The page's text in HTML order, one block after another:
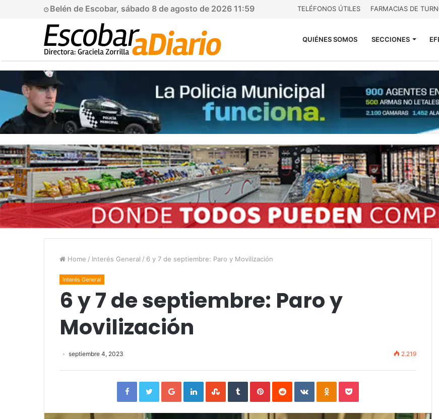
Belén de Escobar, sábado 8 de agosto de 2026 11:59 TELÉFONOS ÚTILES FARMACIAS DE
QUIÉNES SOMOS SECCIONES
Home / Interés General / 6 y 7 de septiembre: Paro y Movilización
Interés General
6 y 7 de septiembre: Paro y
Movilización
septiembre 4, 2023 2.219
FacebookTwitterGoogle+LinkedInStumbleUpon
TumblrPinterestReddit VKontakteOdnoklassniki
Pocket